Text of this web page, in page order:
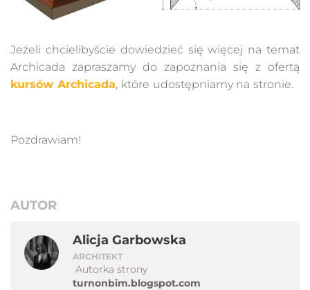
Jeżeli chcielibyście dowiedzieć się więcej na temat
Archicada zapraszamy do zapoznania się z ofertą
kursów Archicada, które udostępniamy na stronie.
Pozdrawiam!
AUTOR
Alicja Garbowska
ARCHITEKT
Autorka strony
turnonbim.blogspot.com